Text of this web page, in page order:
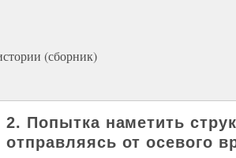
(сборник)
2. Попытка наметить
отправляясь от осевого